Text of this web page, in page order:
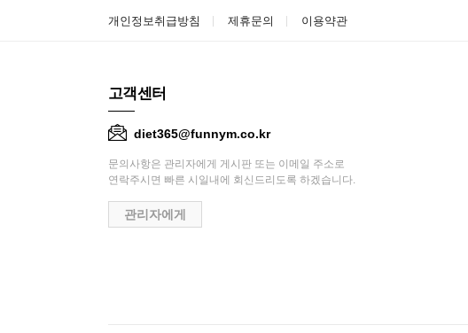
개인정보취급방침 제휴문의 이용약관
고객센터
diet365@funnym.co.kr
문의사항은 관리자에게 게시판 또는 이메일 주소로
연락주시면 빠른 시일내에 회신드리도록 하겠습니다.
관리자에게